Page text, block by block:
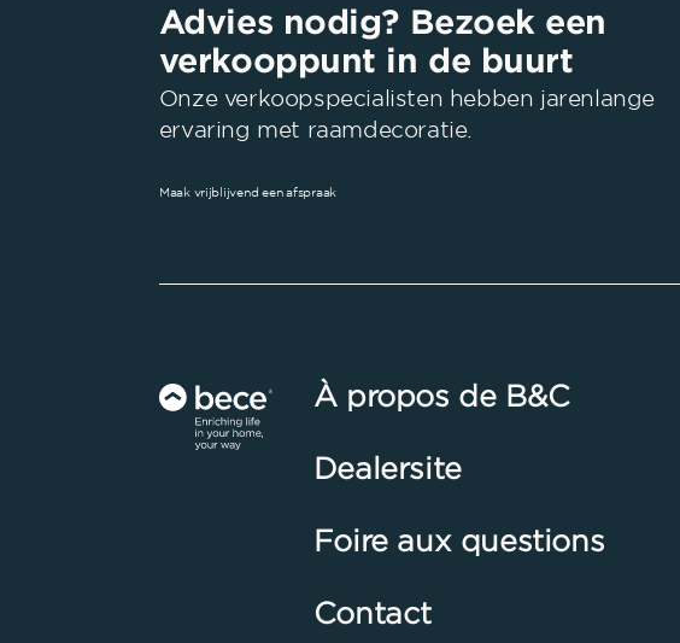
Advies nodig? Bezoek een
verkooppunt in de buurt
Onze verkoopspecialisten hebben jarenlange
ervaring met raamdecoratie.
Maak vrijblijvend een afspraak
À propos de B&C
Dealersite
Foire aux questions
Contact